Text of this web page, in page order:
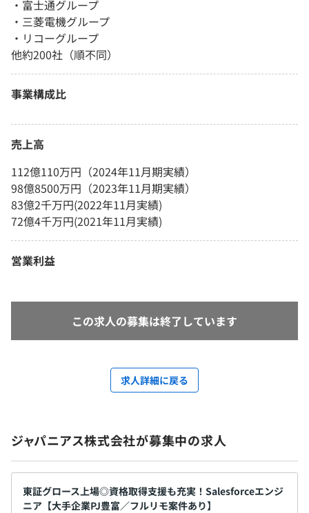
・富士通グループ
・三菱電機グループ
・リコーグループ
他約200社（順不同）
事業構成比
売上高
112億110万円（2024年11月期実績）
98億8500万円（2023年11月期実績）
83億2千万円(2022年11月実績)
72億4千万円(2021年11月実績)
営業利益
この求人の募集は終了しています
求人詳細に戻る
ジャパニアス株式会社が募集中の求人
東証グロース上場◎資格取得支援も充実！Salesforceエンジ
ニア【大手企業PJ豊富／フルリモ案件あり】